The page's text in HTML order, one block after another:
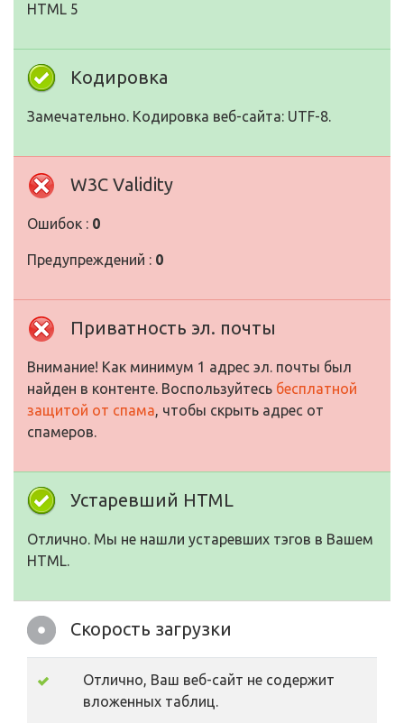
HTML 5
Кодировка
Замечательно. Кодировка веб-сайта: UTF-8.
W3C Validity
Ошибок : 0
Предупреждений : 0
Приватность эл. почты
Внимание! Как минимум 1 адрес эл. почты был
найден в контенте. Воспользуйтесь бесплатной
защитой от спама, чтобы скрыть адрес от
спамеров.
Устаревший HTML
Отлично. Мы не нашли устаревших тэгов в Вашем
HTML.
Скорость загрузки
Отлично, Ваш веб-сайт не содержит
вложенных таблиц.